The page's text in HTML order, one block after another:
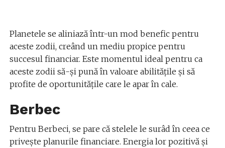
Planetele se aliniază într-un mod benefic pentru
aceste zodii, creând un mediu propice pentru
succesul financiar. Este momentul ideal pentru ca
aceste zodii să-și pună în valoare abilitățile și să
profite de oportunitățile care le apar în cale.
Berbec
Pentru Berbeci, se pare că stelele le surâd în ceea ce
privește planurile financiare. Energia lor pozitivă și